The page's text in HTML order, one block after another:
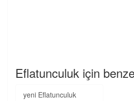
Eflatunculuk için
yeni Eflatunculuk